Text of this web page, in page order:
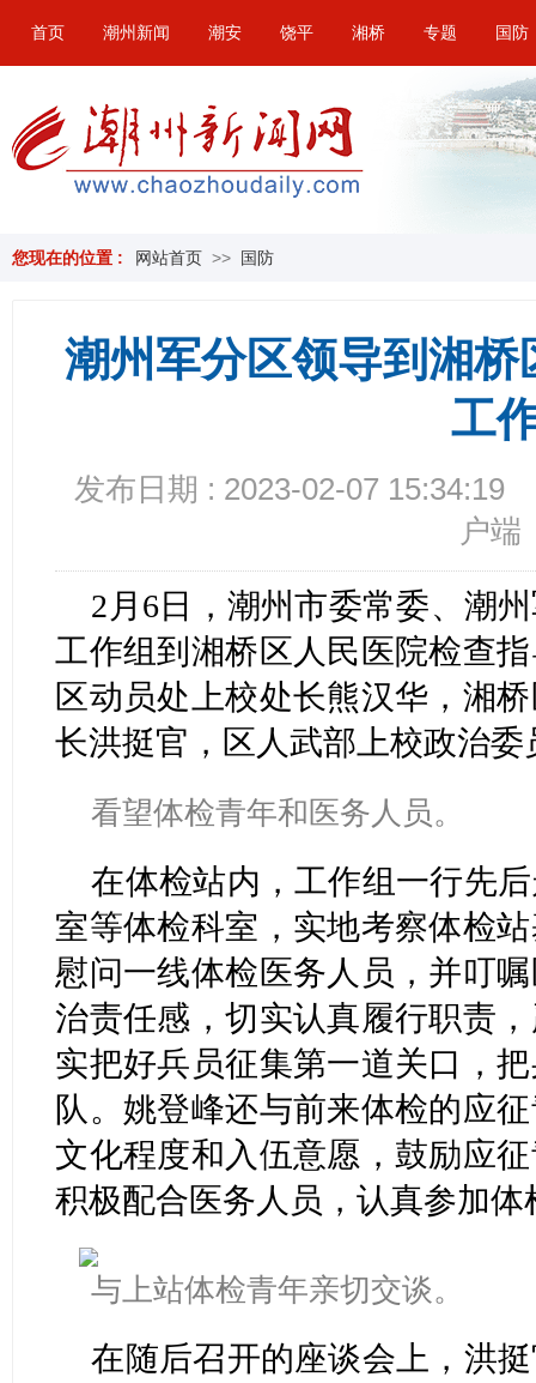
首页 潮州新闻 潮安 饶平 湘桥 专题 国防
您现在的位置 : 网站首页 >> 国防
潮州军分区领导到湘
工
发布日期 : 2023-02-07 15:34:19
户端
2月6日，潮州市委常委、潮
工作组到湘桥区人民医院检查
区动员处上校处长熊汉华，湘
长洪挺官，区人武部上校政治
看望体检青年和医务人员。
在体检站内，工作组一行先
室等体检科室，实地考察体检
慰问一线体检医务人员，并叮
治责任感，切实认真履行职责
实把好兵员征集第一道关口，
队。姚登峰还与前来体检的应
文化程度和入伍意愿，鼓励应
积极配合医务人员，认真参加
与上站体检青年亲切交谈。
在随后召开的座谈会上，洪